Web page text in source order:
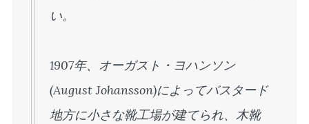
い。
1907年、オーガスト・ヨハンソン
(August Johansson)によってバスタード
地方に小さな靴工場が建てられ、木靴